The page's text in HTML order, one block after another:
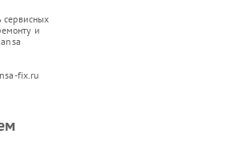
и
fix.ru